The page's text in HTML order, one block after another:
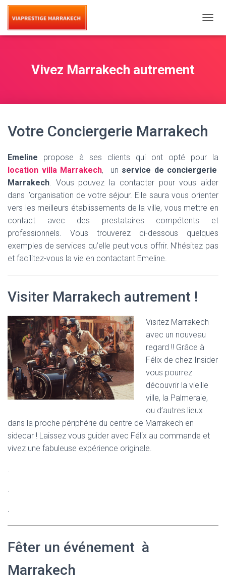
O
N
Vivez Marrakech autrement
Votre Conciergerie Marrakech
Emeline propose à ses clients qui ont opté pour la
location villa Marrakech, un service de conciergerie
Marrakech. Vous pouvez la contacter pour vous aider
dans l’organisation de votre séjour. Elle saura vous orienter
vers les meilleurs établissements de la ville, vous mettre en
contact avec des prestataires compétents et
professionnels. Vous trouverez ci-dessous quelques
exemples de services qu’elle peut vous offrir. N’hésitez pas
et facilitez-vous la vie en contactant Emeline.
Visiter Marrakech autrement !
Visitez Marrakech
avec un nouveau
regard !! Grâce à
Félix de chez Insider
vous pourrez
découvrir la vieille
ville, la Palmeraie,
ou d’autres lieux
dans la proche périphérie du centre de Marrakech en
sidecar ! Laissez vous guider avec Félix au commande et
vivez une fabuleuse expérience originale.
.
.
.
Fêter un événement à
Marrakech